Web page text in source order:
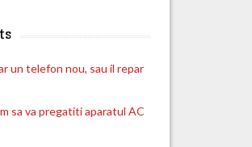
un telefon nou, sau il repar
sa va pregatiti aparatul AC